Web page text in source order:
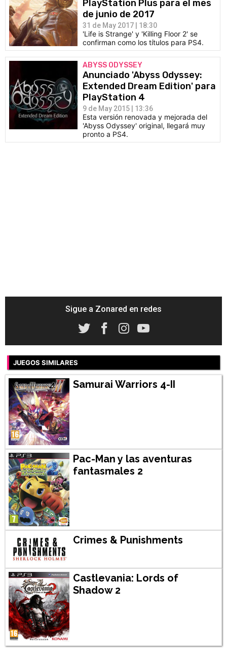
PlayStation Plus para el mes
de junio de 2017
31 de May 2017 | 18:30
'Life is Strange' y 'Killing Floor 2' se
confirman como los títulos para PS4.
ABYSS ODYSSEY
Anunciado 'Abyss Odyssey:
Extended Dream Edition' para
PlayStation 4
9 de May 2015 | 13:36
Esta versión renovada y mejorada del
'Abyss Odyssey' original, llegará muy
pronto a PS4.
Sigue a Zonared en redes
JUEGOS SIMILARES
Samurai Warriors 4-II
Pac-Man y las aventuras
fantasmales 2
Crimes & Punishments
Castlevania: Lords of
Shadow 2